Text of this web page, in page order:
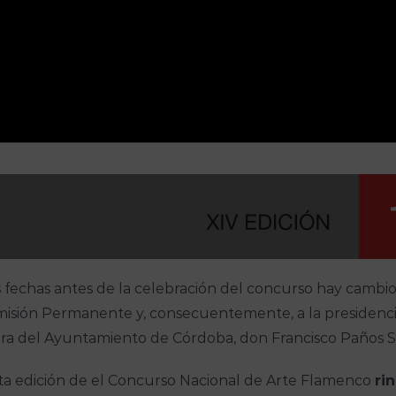
fechas antes de la celebración del concurso hay
Permanente y, consecuentemente, a la
del Ayuntamiento de Córdoba, don Francisco Paños
edición de el Concurso Nacional de Arte Flamenco